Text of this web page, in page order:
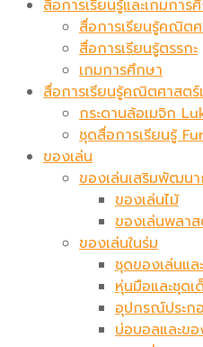
สื่อการเรียนรู้และเกมการ
สื่อการเรียนรู้คณิต
สื่อการเรียนรู้ตรรกะ
เกมการศึกษา
สื่อการเรียนรู้คณิตศาสตร์
กระดานล้อเมจิก​
ชุดสื่อการเรียนรู้
ของเล่น
ของเล่นเสริมพัฒน
ของเล่นไม้
ของเล่นพลา
ของเล่นในร่ม
ชุดของเล่นแ
หุ่นมือและชุดเ
อุปกรณ์ประก
บ่อบอลและข